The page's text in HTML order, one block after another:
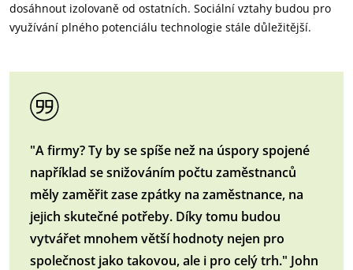
dosáhnout izolovaně od ostatních. Sociální vztahy budou pro
využívání plného potenciálu technologie stále důležitější.
"A firmy? Ty by se spíše než na úspory spojené
například se snižováním počtu zaměstnanců
měly zaměřit zase zpátky na zaměstnance, na
jejich skutečné potřeby. Díky tomu budou
vytvářet mnohem větší hodnoty nejen pro
společnost jako takovou, ale i pro celý trh." John